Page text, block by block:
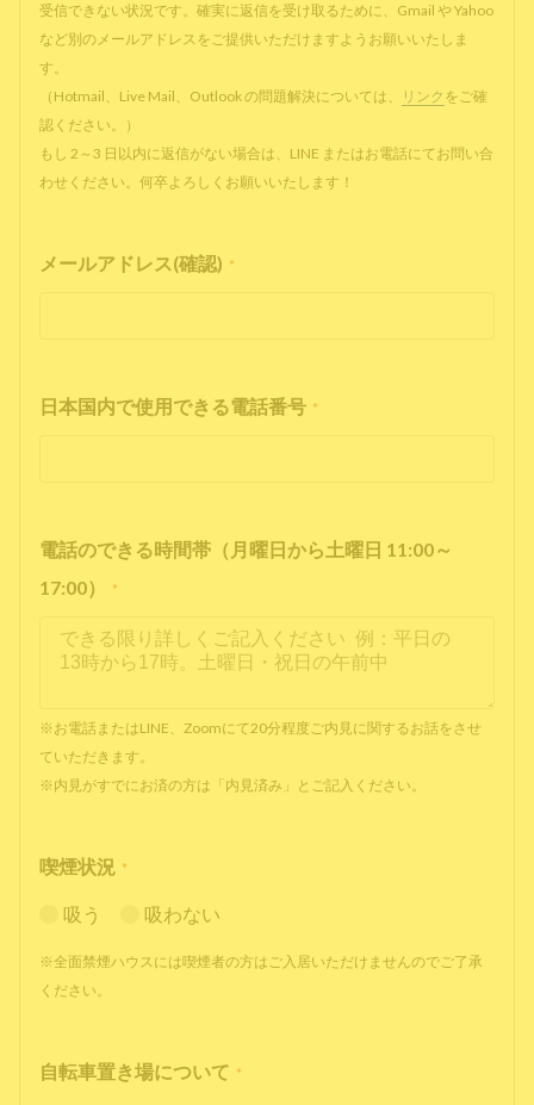
受信できない状況です。確実に返信を受け取るために、Gmail や Yahoo
など別のメールアドレスをご提供いただけますようお願いいたしま
す。
（Hotmail、Live Mail、Outlook の問題解決については、
リンク をご確
認ください。）
もし 2～3 日以内に返信がない場合は、LINE またはお電話にてお問い合
わせください。何卒よろしくお願いいたします！
メールアドレス(確認) *
日本国内で使用できる電話番号 *
電話のできる時間帯（月曜日から土曜日 11:00～
17:00）
*
※お電話またはLINE、Zoomにて20分程度ご内見に関するお話をさせ
ていただきます。
※内見がすでにお済の方は「内見済み」とご記入ください。
喫煙状況 *
吸う 吸わない
※全面禁煙ハウスには喫煙者の方はご入居いただけませんのでご了承
ください。
自転車置き場について *